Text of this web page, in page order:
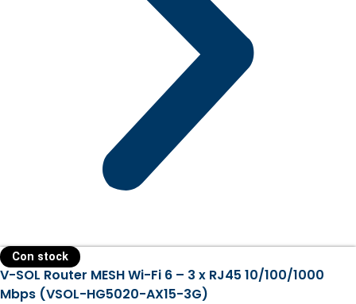
Con stock
V-SOL Router MESH Wi-Fi 6 – 3 x RJ45 10/100/1000
Mbps (VSOL-HG5020-AX15-3G)